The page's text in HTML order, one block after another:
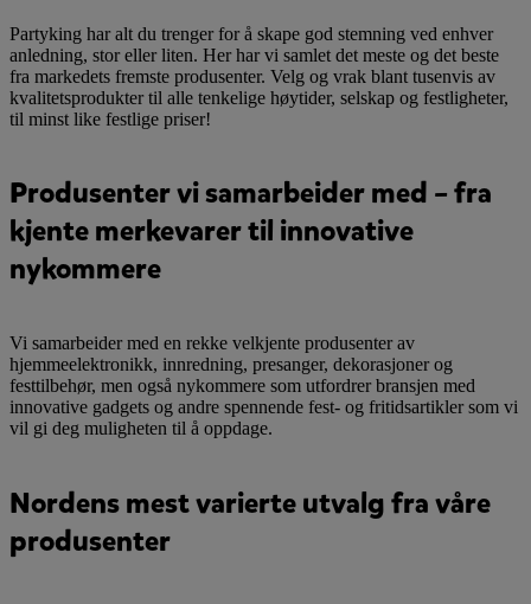
Partyking har alt du trenger for å skape god stemning ved enhver
anledning, stor eller liten. Her har vi samlet det meste og det beste
fra markedets fremste produsenter. Velg og vrak blant tusenvis av
kvalitetsprodukter til alle tenkelige høytider, selskap og festligheter,
til minst like festlige priser!
Produsenter vi samarbeider med – fra
kjente merkevarer til innovative
nykommere
Vi samarbeider med en rekke velkjente produsenter av
hjemmeelektronikk, innredning, presanger, dekorasjoner og
festtilbehør, men også nykommere som utfordrer bransjen med
innovative gadgets og andre spennende fest- og fritidsartikler som vi
vil gi deg muligheten til å oppdage.
Nordens mest varierte utvalg fra våre
produsenter